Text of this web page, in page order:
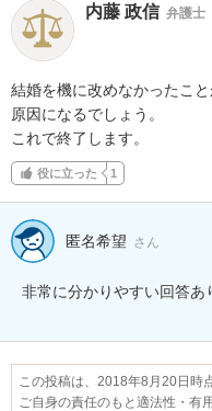
内藤 政信 弁護士
結婚を機に改めなかったこ
原因になるでしょう。
これで終了します。
役に立った 1
匿名希望 さん
非常に分かりやすい回答あ
この投稿は、2018年8月20日時
ご自身の責任のもと適法性・有